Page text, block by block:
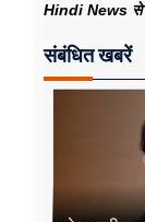
Hindi News से
संबंधित खबरें